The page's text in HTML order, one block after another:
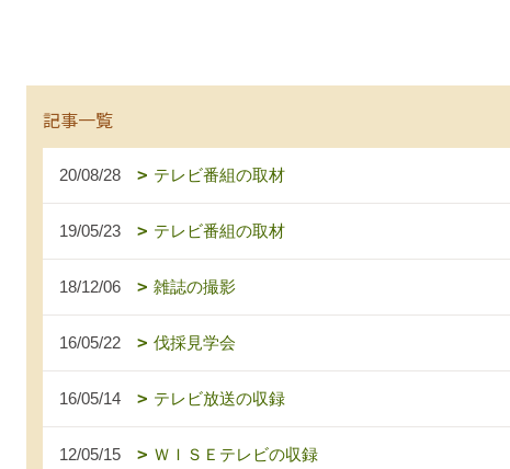
記事一覧
20/08/28 テレビ番組の取材
19/05/23 テレビ番組の取材
18/12/06 雑誌の撮影
16/05/22 伐採見学会
16/05/14 テレビ放送の収録
12/05/15 ＷＩＳＥテレビの収録